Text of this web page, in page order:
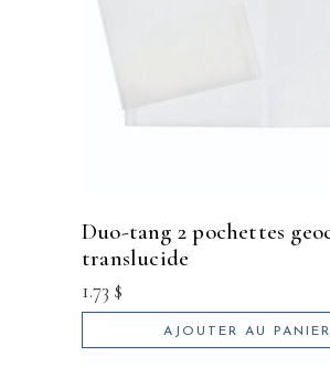
duo-tang 2 pochettes geocan
translucide
1.73 $
AJOUTER AU PANIER